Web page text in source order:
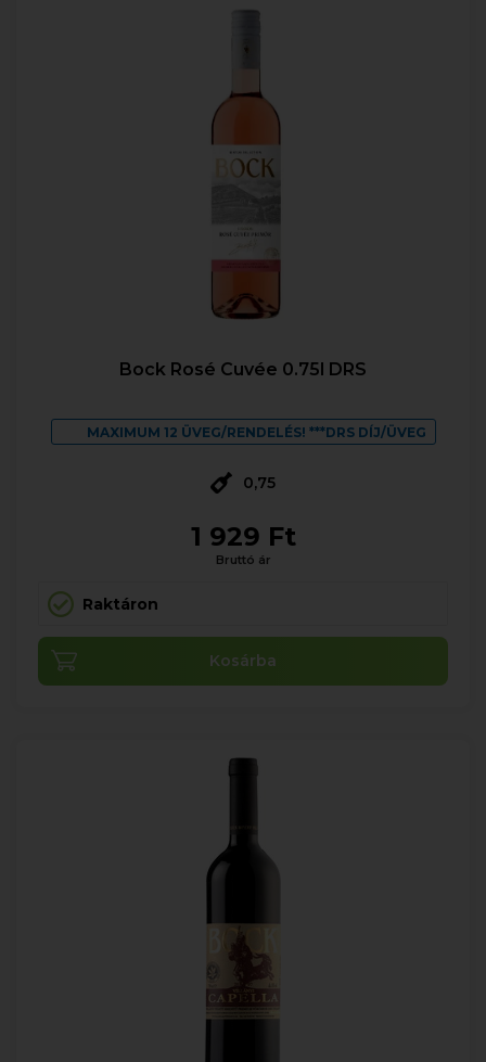
Bock Rosé Cuvée 0.75l DRS
MAXIMUM 12 ÜVEG/RENDELÉS! ***DRS DÍJ/ÜVEG
0,75
1 929 Ft
Bruttó ár
Raktáron
Kosárba